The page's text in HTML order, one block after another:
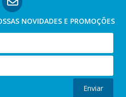
NOVIDADES E PROMOÇÕES
Enviar